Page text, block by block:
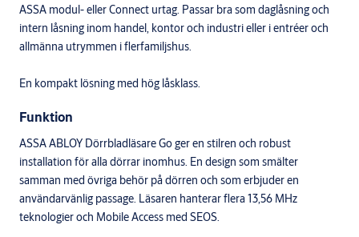
ASSA modul- eller Connect urtag. Passar bra som daglåsning och
intern låsning inom handel, kontor och industri eller i entréer och
allmänna utrymmen i flerfamiljshus.
En kompakt lösning med hög låsklass.
Funktion
ASSA ABLOY Dörrbladläsare Go ger en stilren och robust
installation för alla dörrar inomhus. En design som smälter
samman med övriga behör på dörren och som erbjuder en
användarvänlig passage. Läsaren hanterar flera 13,56 MHz
teknologier och Mobile Access med SEOS.